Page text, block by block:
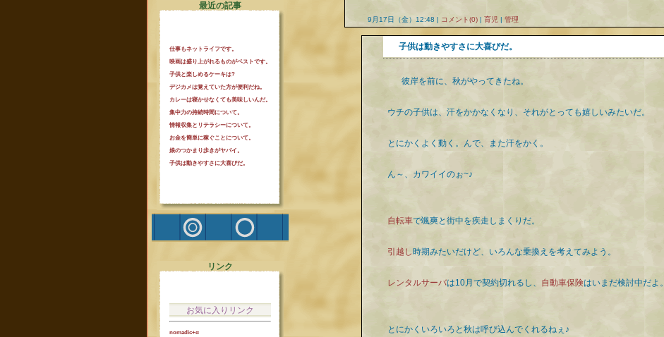
最近の記事
仕事もネットライフです。
映画は盛り上がれるものがベストです。
子供と楽しめるケーキは?
デジカメは覚えていた方が便利だね。
カレーは寝かせなくても美味しいんだ。
集中力の持続時間について。
情報収集とリテラシーについて。
お金を簡単に稼ぐことについて。
娘のつかまり歩きがヤバイ。
子供は動きやすさに大喜びだ。
リンク
お気に入りリンク
nomadic+α
9月17日（金）12:48 | コメント(0) | 育児 | 管理
子供は動きやすさに大喜びだ。
彼岸を前に、秋がやってきたね。
ウチの子供は、汗をかかなくなり、それがとっても嬉しいみたいだ。
とにかくよく動く。んで、また汗をかく。
ん～、カワイイのぉ~♪
自転車で颯爽と街中を疾走しまくりだ。
引越し時期みたいだけど、いろんな乗換えを考えてみよう。
レンタルサーバは10月で契約切れるし、 自動車保険はいまだ検討中だよ。
とにかくいろいろと秋は呼び込んでくれるねぇ♪